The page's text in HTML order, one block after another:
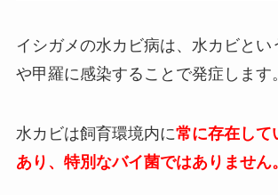
イシガメの水カビ病は、水カビとい
や甲羅に感染することで発症します。
水カビは飼育環境内に常に存在して
あり、特別なバイ菌ではありません。